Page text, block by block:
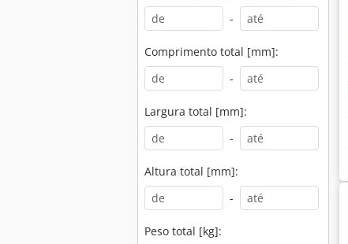
-
Comprimento total [mm]:
-
Largura total [mm]:
-
Altura total [mm]:
-
Peso total [kg]: